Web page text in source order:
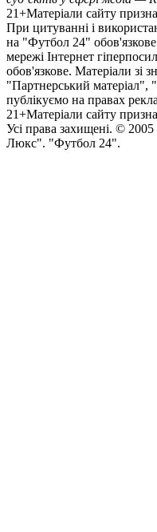
21+Матеріали сайту
При цитуванні і
на "Футбол 24"
мережі Інтернет
обов'язкове. Матеріали зі
"Партнерський
публікуємо на правах
21+Матеріали сайту
Усi права захищенi. © 2005
Люкс". "Футбол 24".